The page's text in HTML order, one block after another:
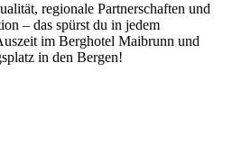
regionale Partnerschaften und
– das spürst du in jedem
im Berghotel Maibrunn und
in den Bergen!